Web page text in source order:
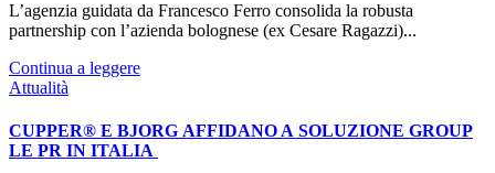
L’agenzia guidata da Francesco Ferro consolida la robusta
partnership con l’azienda bolognese (ex Cesare Ragazzi)...
Continua a leggere
Attualità
CUPPER® E BJORG AFFIDANO A SOLUZIONE GROUP
LE PR IN ITALIA